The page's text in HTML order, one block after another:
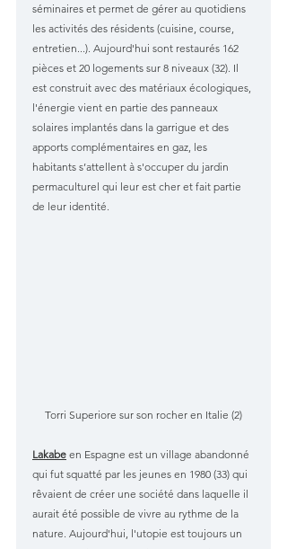
séminaires et permet de gérer au quotidiens
les activités des résidents (cuisine, course,
entretien...). Aujourd'hui sont restaurés 162
pièces et 20 logements sur 8 niveaux (32). Il
est construit avec des matériaux écologiques,
l'énergie vient en partie des panneaux
solaires implantés dans la garrigue et des
apports complémentaires en gaz, les
habitants s’attellent à s'occuper du jardin
permaculturel qui leur est cher et fait partie
de leur identité.
Torri Superiore sur son rocher en Italie (2)
Lakabe en Espagne est un village abandonné
qui fut squatté par les jeunes en 1980 (33) qui
rêvaient de créer une société dans laquelle il
aurait été possible de vivre au rythme de la
nature. Aujourd'hui, l'utopie est toujours un